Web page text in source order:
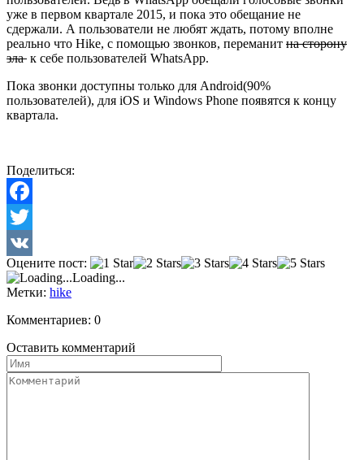
уже в первом квартале 2015, и пока это обещание не
сдержали. А пользователи не любят ждать, потому вполне
реально что Hike, с помощью звонков, переманит на сторону
зла к себе пользователей WhatsApp.
Пока звонки доступны только для Android(90%
пользователей), для iOS и Windows Phone появятся к концу
квартала.
Поделиться:
Facebook
Twitter
VK
Оцените пост:
Loading...
Метки: hike
Комментариев: 0
Оставить комментарий